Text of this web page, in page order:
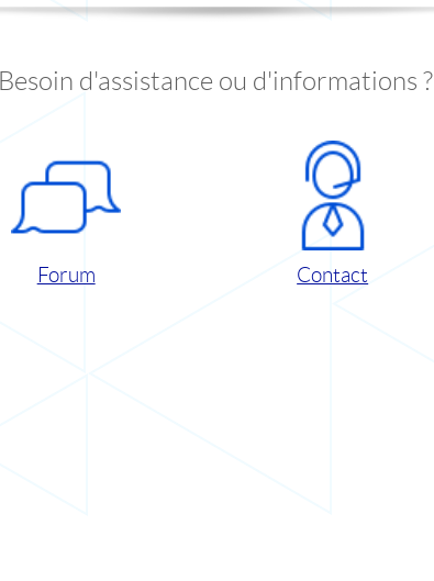
Besoin d'assistance ou d'informations ?
Forum Contact